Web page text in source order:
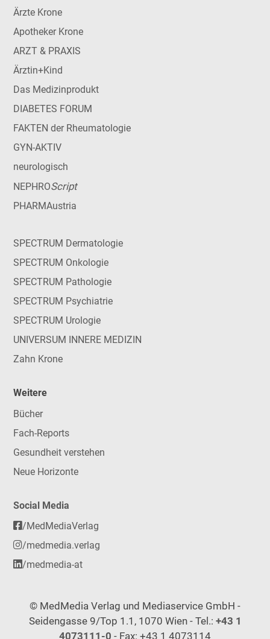
Ärzte Krone
Apotheker Krone
ARZT & PRAXIS
Ärztin+Kind
Das Medizinprodukt
DIABETES FORUM
FAKTEN der Rheumatologie
GYN-AKTIV
neurologisch
NEPHROScript
PHARMAustria
SPECTRUM Dermatologie
SPECTRUM Onkologie
SPECTRUM Pathologie
SPECTRUM Psychiatrie
SPECTRUM Urologie
UNIVERSUM INNERE MEDIZIN
Zahn Krone
Weitere
Bücher
Fach-Reports
Gesundheit verstehen
Neue Horizonte
Social Media
/MedMediaVerlag
/medmedia.verlag
/medmedia-at
© MedMedia Verlag und Mediaservice GmbH -
Seidengasse 9/Top 1.1, 1070 Wien - Tel.: +43 1
4073111-0 - Fax: +43 1 4073114